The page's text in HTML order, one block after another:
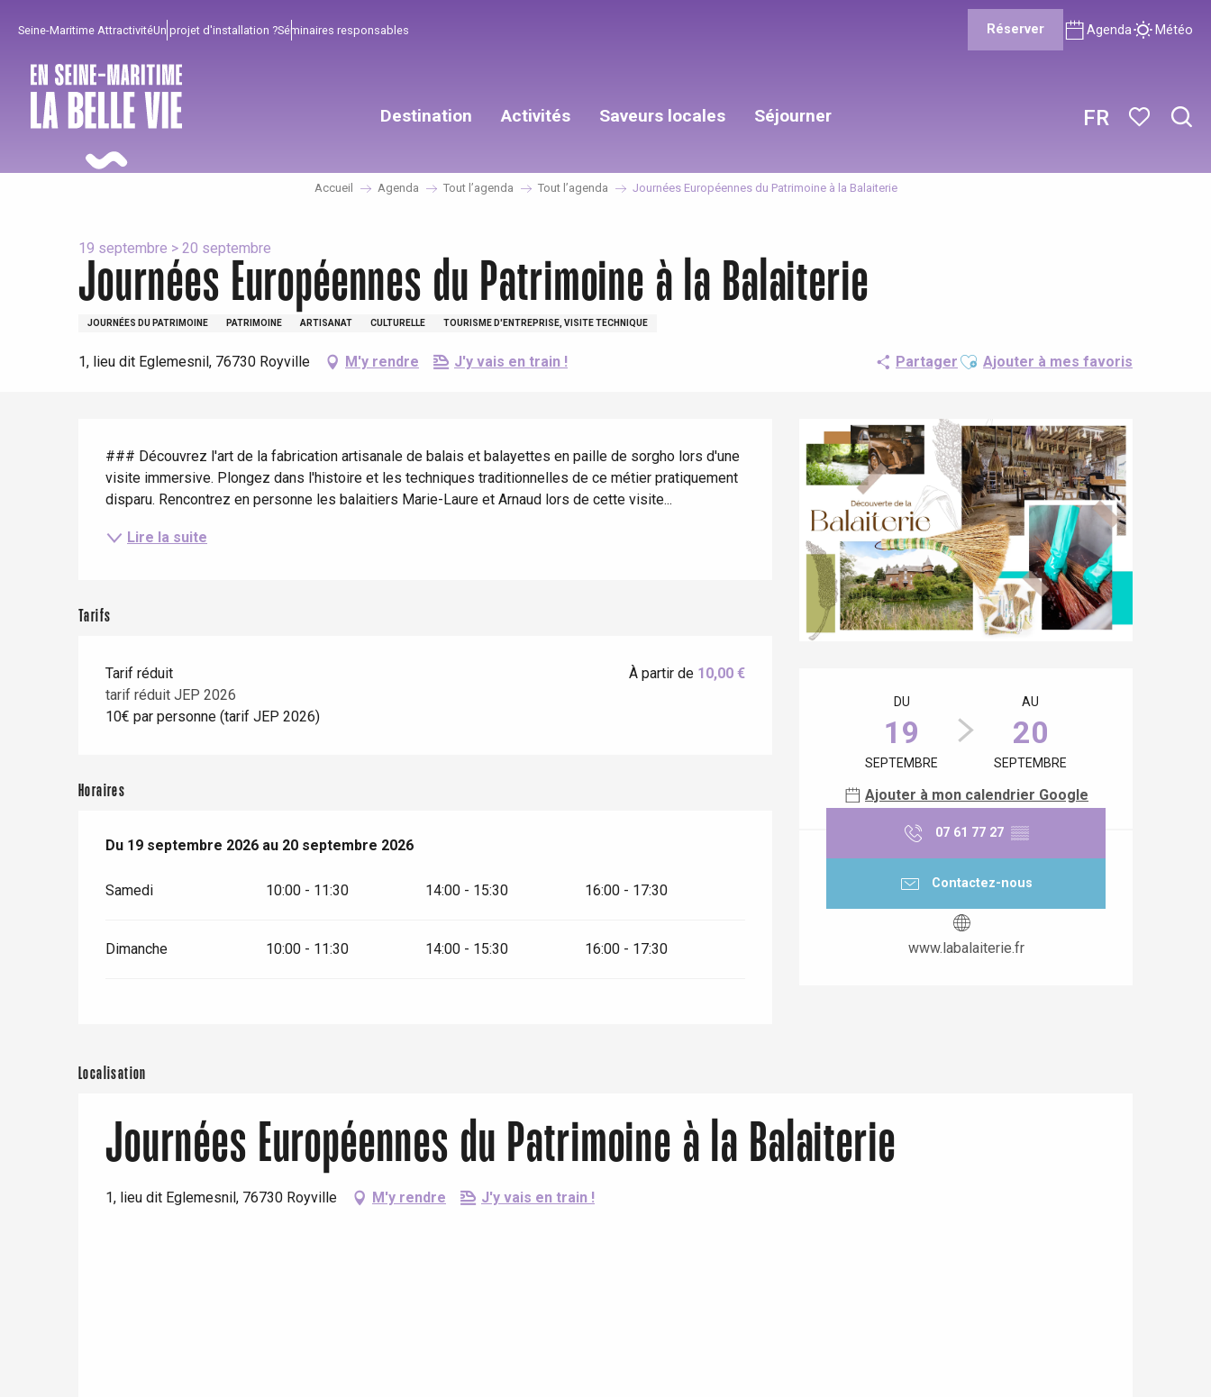
principal
FR
Seine-Maritime AttractivitéUn projet d'installation ?Séminaires responsables Réserver Agenda Météo
Destination
Neufchâtel-en-Bray
Paris 1h30
Activités
Pour profiter
Tout l'agenda
Avec les enfants
Entre amis
Saveurs locales
Incontournables
Lieux branchés
Séjourner
Bien de chez nous !
Séjours en bord de
Séjours à vélo
Accueil Agenda Tout l’agenda Tout l’agenda Journées Européennes du Patrimoine à la Balaiterie
19 septembre > 20 septembre
Journées Européennes du Patrimoine à la Balaiterie
JOURNÉES DU PATRIMOINE PATRIMOINE ARTISANAT CULTURELLE TOURISME D'ENTREPRISE, VISITE TECHNIQUE
1, lieu dit Eglemesnil, 76730 Royville M'y rendre J'y vais en train ! Partager Ajouter aux favoris
Ajouter à mes favoris
Ouverture et coordonnées
DU
19
SEPTEMBRE
AU
20
SEPTEMBRE
Ajouter à mon calendrier Google
07 61 77 27 ▒▒
Contactez-nous
www.labalaiterie.fr
### Découvrez l'art de la fabrication artisanale de balais et balayettes en paille de sorgho lors d'une
visite immersive. Plongez dans l'histoire et les techniques traditionnelles de ce métier pratiquement
disparu. Rencontrez en personne les balaitiers Marie-Laure et Arnaud lors de cette visite...
Lire la suite
Tarifs
Tarif réduit
tarif réduit JEP 2026
À partir de 10,00 €
10€ par personne (tarif JEP 2026)
Horaires
Du 19 septembre 2026 au 20 septembre 2026
Du 19 septembre 2026 au 20 septembre 2026
Samedi 10:00 - 11:30 14:00 - 15:30 16:00 - 17:30
Dimanche 10:00 - 11:30 14:00 - 15:30 16:00 - 17:30
Localisation
Journées Européennes du Patrimoine à la Balaiterie
1, lieu dit Eglemesnil, 76730 Royville M'y rendre J'y vais en train !